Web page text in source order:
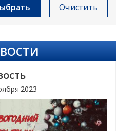
Очистить
2023